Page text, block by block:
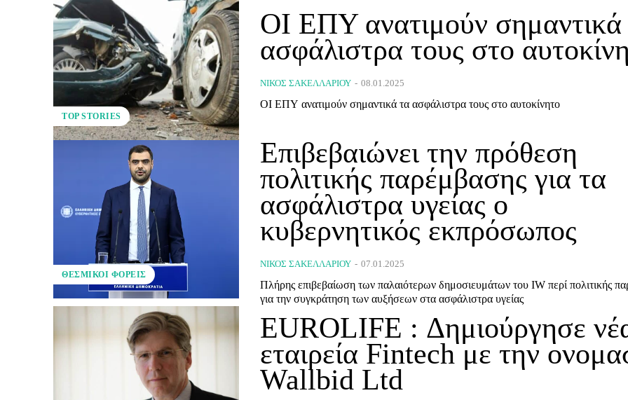
TOP STORIES
ΟΙ ΕΠΥ ανατιμούν σημαντικά
ασφάλιστρα τους στο
ΝΊΚΟΣ ΣΑΚΕΛΛΑΡΊΟΥ - 08.01.2025
ΟΙ ΕΠΥ ανατιμούν σημαντικά τα ασφάλιστρα τους στο αυτοκίνητο
ΘΕΣΜΙΚΟΊ ΦΟΡΕΊΣ
Επιβεβαιώνει την πρόθεση
πολιτικής παρέμβασης για τα
ασφάλιστρα υγείας ο
κυβερνητικός εκπρόσωπος
ΝΊΚΟΣ ΣΑΚΕΛΛΑΡΊΟΥ - 07.01.2025
Πλήρης επιβεβαίωση των παλαιότερων δημοσιευμάτων του IW περί πολιτικής
για την συγκράτηση των αυξήσεων στα ασφάλιστρα υγείας
ΕUROLIFE : Δημιούργησε
εταιρεία Fintech με την
Wallbid Ltd